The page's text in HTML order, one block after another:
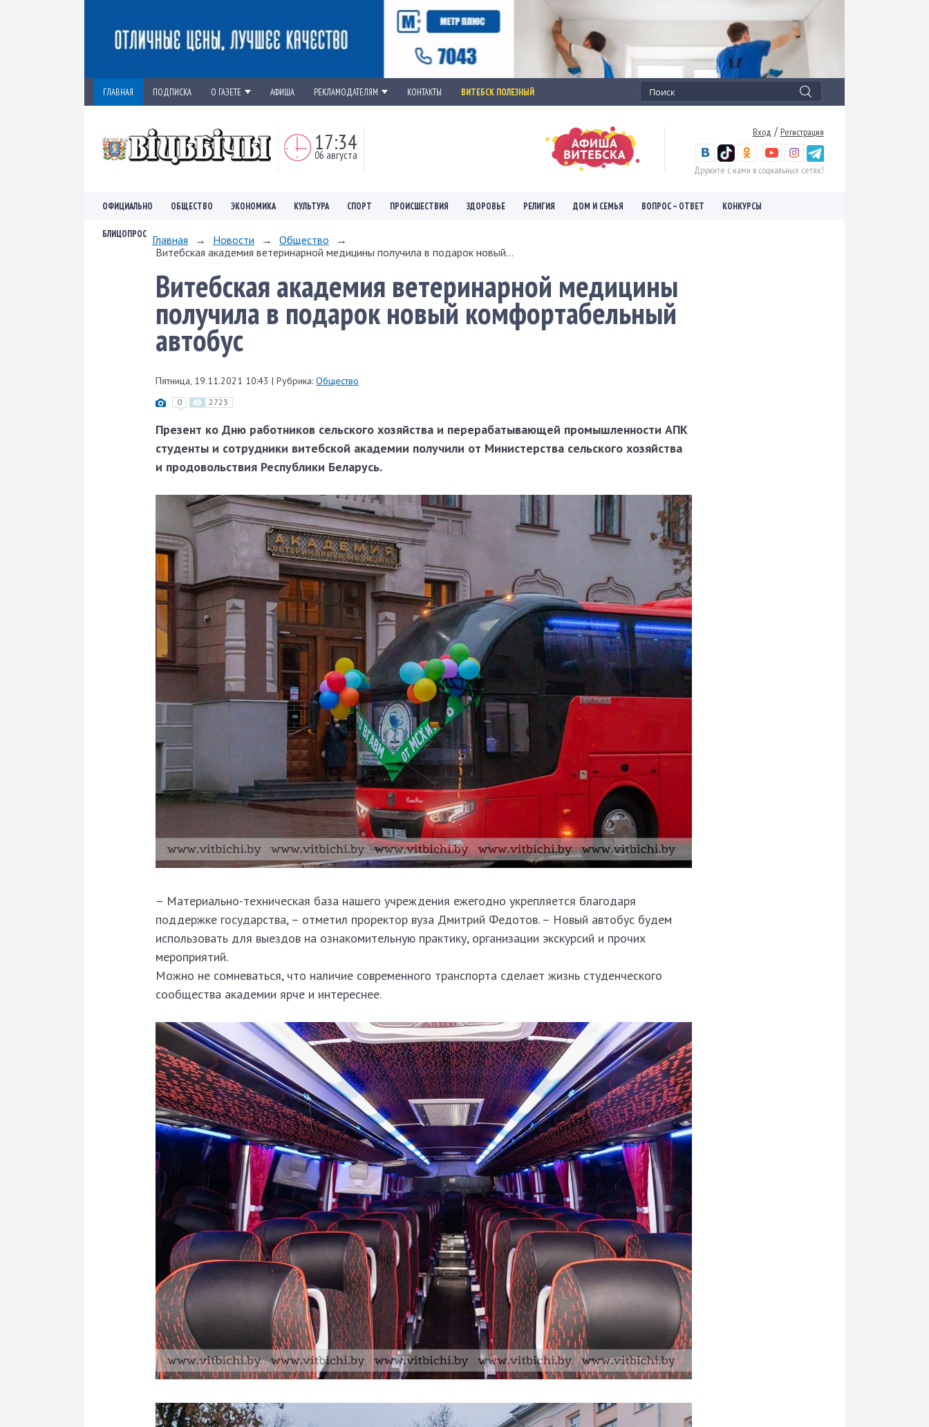
ГЛАВНАЯ ПОДПИСКА О ГАЗЕТЕ АФИША РЕКЛАМОДАТЕЛЯМ КОНТАКТЫ ВИТЕБСК ПОЛЕЗНЫЙ
17:34
06 августа
Вход / Регистрация
Дружите с нами в социальных сетях!
ОФИЦИАЛЬНО ОБЩЕСТВО ЭКОНОМИКА КУЛЬТУРА СПОРТ ПРОИСШЕСТВИЯ ЗДОРОВЬЕ РЕЛИГИЯ ДОМ И СЕМЬЯ ВОПРОС – ОТВЕТ КОНКУРСЫ
БЛИЦОПРОС Главная → Новости → Общество
→
Витебская академия ветеринарной медицины получила в подарок новый...
Витебская академия ветеринарной медицины
получила в подарок новый комфортабельный
автобус
Пятница, 19.11.2021 10:43 | Рубрика: Общество
0 2723
Презент ко Дню работников сельского хозяйства и перерабатывающей промышленности АПК
студенты и сотрудники витебской академии получили от Министерства сельского хозяйства
и продовольствия Республики Беларусь.
– Материально-техническая база нашего учреждения ежегодно укрепляется благодаря
поддержке государства, – отметил проректор вуза Дмитрий Федотов. – Новый автобус будем
использовать для выездов на ознакомительную практику, организации экскурсий и прочих
мероприятий.
Можно не сомневаться, что наличие современного транспорта сделает жизнь студенческого
сообщества академии ярче и интереснее.